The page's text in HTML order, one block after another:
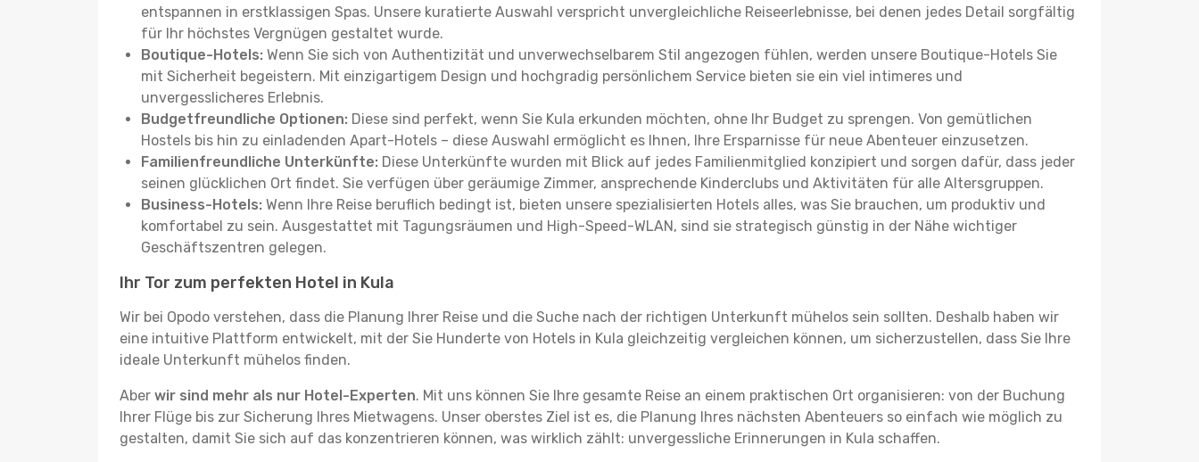
entspannen in erstklassigen Spas. Unsere kuratierte Auswahl verspricht unvergleichliche Reiseerlebnisse, bei denen jedes Detail sorgfältig
für Ihr höchstes Vergnügen gestaltet wurde.
Boutique-Hotels: Wenn Sie sich von Authentizität und unverwechselbarem Stil angezogen fühlen, werden unsere Boutique-Hotels Sie
mit Sicherheit begeistern. Mit einzigartigem Design und hochgradig persönlichem Service bieten sie ein viel intimeres und
unvergesslicheres Erlebnis.
Budgetfreundliche Optionen: Diese sind perfekt, wenn Sie Kula erkunden möchten, ohne Ihr Budget zu sprengen. Von gemütlichen
Hostels bis hin zu einladenden Apart-Hotels – diese Auswahl ermöglicht es Ihnen, Ihre Ersparnisse für neue Abenteuer einzusetzen.
Familienfreundliche Unterkünfte: Diese Unterkünfte wurden mit Blick auf jedes Familienmitglied konzipiert und sorgen dafür, dass jeder
seinen glücklichen Ort findet. Sie verfügen über geräumige Zimmer, ansprechende Kinderclubs und Aktivitäten für alle Altersgruppen.
Business-Hotels: Wenn Ihre Reise beruflich bedingt ist, bieten unsere spezialisierten Hotels alles, was Sie brauchen, um produktiv und
komfortabel zu sein. Ausgestattet mit Tagungsräumen und High-Speed-WLAN, sind sie strategisch günstig in der Nähe wichtiger
Geschäftszentren gelegen.
Ihr Tor zum perfekten Hotel in Kula
Wir bei Opodo verstehen, dass die Planung Ihrer Reise und die Suche nach der richtigen Unterkunft mühelos sein sollten. Deshalb haben wir
eine intuitive Plattform entwickelt, mit der Sie Hunderte von Hotels in Kula gleichzeitig vergleichen können, um sicherzustellen, dass Sie Ihre
ideale Unterkunft mühelos finden.
Aber wir sind mehr als nur Hotel-Experten. Mit uns können Sie Ihre gesamte Reise an einem praktischen Ort organisieren: von der Buchung
Ihrer Flüge bis zur Sicherung Ihres Mietwagens. Unser oberstes Ziel ist es, die Planung Ihres nächsten Abenteuers so einfach wie möglich zu
gestalten, damit Sie sich auf das konzentrieren können, was wirklich zählt: unvergessliche Erinnerungen in Kula schaffen.